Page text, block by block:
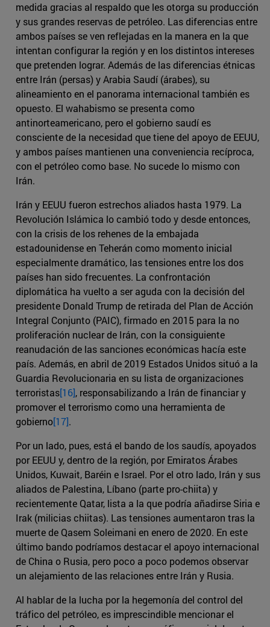
medida gracias al respaldo que les otorga su producción
y sus grandes reservas de petróleo. Las diferencias entre
ambos países se ven reflejadas en la manera en la que
intentan configurar la región y en los distintos intereses
que pretenden lograr. Además de las diferencias étnicas
entre Irán (persas) y Arabia Saudí (árabes), su
alineamiento en el panorama internacional también es
opuesto. El wahabismo se presenta como
antinorteamericano, pero el gobierno saudí es
consciente de la necesidad que tiene del apoyo de EEUU,
y ambos países mantienen una conveniencia recíproca,
con el petróleo como base. No sucede lo mismo con
Irán.
Irán y EEUU fueron estrechos aliados hasta 1979. La
Revolución Islámica lo cambió todo y desde entonces,
con la crisis de los rehenes de la embajada
estadounidense en Teherán como momento inicial
especialmente dramático, las tensiones entre los dos
países han sido frecuentes. La confrontación
diplomática ha vuelto a ser aguda con la decisión del
presidente Donald Trump de retirada del Plan de Acción
Integral Conjunto (PAIC), firmado en 2015 para la no
proliferación nuclear de Irán, con la consiguiente
reanudación de las sanciones económicas hacía este
país. Además, en abril de 2019 Estados Unidos situó a la
Guardia Revolucionaria en su lista de organizaciones
terroristas[16], responsabilizando a Irán de financiar y
promover el terrorismo como una herramienta de
gobierno[17].
Por un lado, pues, está el bando de los saudís, apoyados
por EEUU y, dentro de la región, por Emiratos Árabes
Unidos, Kuwait, Baréin e Israel. Por el otro lado, Irán y sus
aliados de Palestina, Líbano (parte pro-chiita) y
recientemente Qatar, lista a la que podría añadirse Siria e
Irak (milicias chiitas). Las tensiones aumentaron tras la
muerte de Qasem Soleimani en enero de 2020. En este
último bando podríamos destacar el apoyo internacional
de China o Rusia, pero poco a poco podemos observar
un alejamiento de las relaciones entre Irán y Rusia.
Al hablar de la lucha por la hegemonía del control del
tráfico del petróleo, es imprescindible mencionar el